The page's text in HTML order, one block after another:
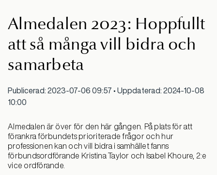
Almedalen 2023: Hoppfullt
att så många vill bidra och
samarbeta
Publicerad: 2023-07-06 09:57 • Uppdaterad: 2024-10-08
10:00
Almedalen är över för den här gången. På plats för att
förankra förbundets prioriterade frågor och hur
professionen kan och vill bidra i samhället fanns
förbundsordförande Kristina Taylor och Isabel Khoure, 2:e
vice ordförande.